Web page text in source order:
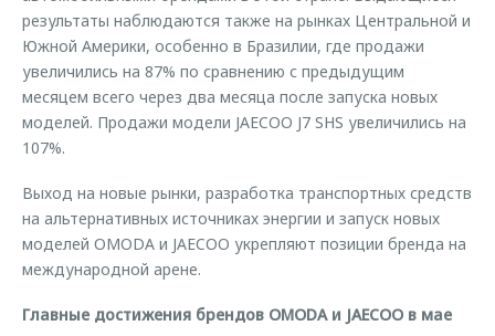
результаты наблюдаются также на рынках Центральной и
Южной Америки, особенно в Бразилии, где продажи
увеличились на 87% по сравнению с предыдущим
месяцем всего через два месяца после запуска новых
моделей. Продажи модели JAECOO J7 SHS увеличились на
107%.
Выход на новые рынки, разработка транспортных средств
на альтернативных источниках энергии и запуск новых
моделей OMODA и JAECOO укрепляют позиции бренда на
международной арене.
Главные достижения брендов OMODA и JAECOO в мае